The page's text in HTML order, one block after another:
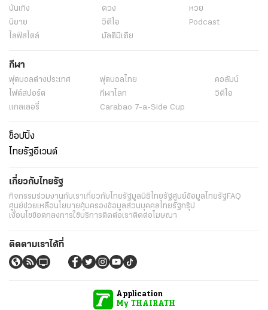
บันเทิง
ดวง
หวย
นิยาย
วิดีโอ
Podcast
ไลฟ์สไตล์
มัลติมีเดีย
กีฬา
ฟุตบอลต่่างประเทศ ฟุตบอลไทย
คอลัมน์
ไฟต์สปอร์ต
กีฬาโลก
วิดีโอ
แกลเลอรี่
Carabao 7-a-Side Cup
ช็อปปิ้ง
ไทยรัฐอีเวนต์
เกี่ยวกับไทยรัฐ
กิจกรรมร่วมงานกับเราเกี่ยวกับไทยรัฐมูลนิธิไทยรัฐศูนย์ข้อมูลไทยรัฐ FAQ
ศูนย์ช่วยเหลือนโยบายคุ้มครองข้อมูลส่วนบุคคลไทยรัฐกรุ๊ป
เงื่อนไขข้อตกลงการใช้บริการติดต่อเราติดต่อโฆษณา
ติดตามเราได้ที่
Application
My THAIRATH